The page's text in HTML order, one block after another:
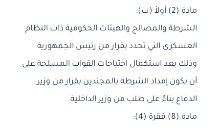
مادة (2) أولاً (ب):
الشرطة والمصالح والهيئات الحكومية ذات النظام
العسكري التي تحدد بقرار من رئيس الجمهورية
وذلك بعد استكمال احتياجات القوات المسلحة على
أن يكون إمداد الشرطة بالمجندين بقرار من وزير
الدفاع بناءً على طلب من وزير الداخلية.
مادة (8) فقرة (4):